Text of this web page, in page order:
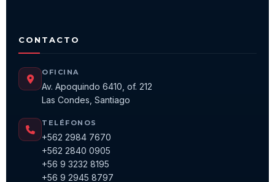
CONTACTO
OFICINA
Av. Apoquindo 6410, of. 212
Las Condes, Santiago
TELÉFONOS
+562 2984 7670
+562 2840 0905
+56 9 3232 8195
+56 9 2945 8797